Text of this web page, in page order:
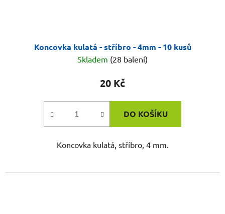
Koncovka kulatá - stříbro - 4mm - 10 kusů
Skladem (28 balení)
20 Kč
DO KOŠÍKU
Koncovka kulatá, stříbro, 4 mm.